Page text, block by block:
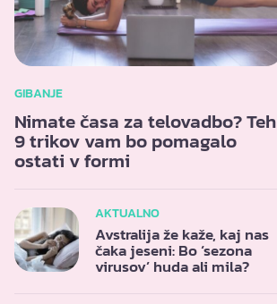
GIBANJE
Nimate časa za telovadbo? Teh
9 trikov vam bo pomagalo
ostati v formi
AKTUALNO
Avstralija že kaže, kaj nas
čaka jeseni: Bo ‘sezona
virusov’ huda ali mila?